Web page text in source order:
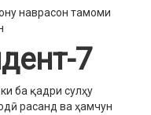
наврасон тамоми
7
ба қадри сулҳу
расанд ва ҳамчун